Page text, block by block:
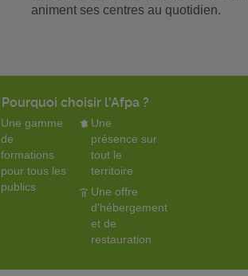
animent ses centres au quotidien.
Pourquoi choisir l'Afpa ?
Une gamme
de
formations
pour tous les
publics
Une
présence sur
tout le
territoire
Une offre
d'hébergement
et de
restauration